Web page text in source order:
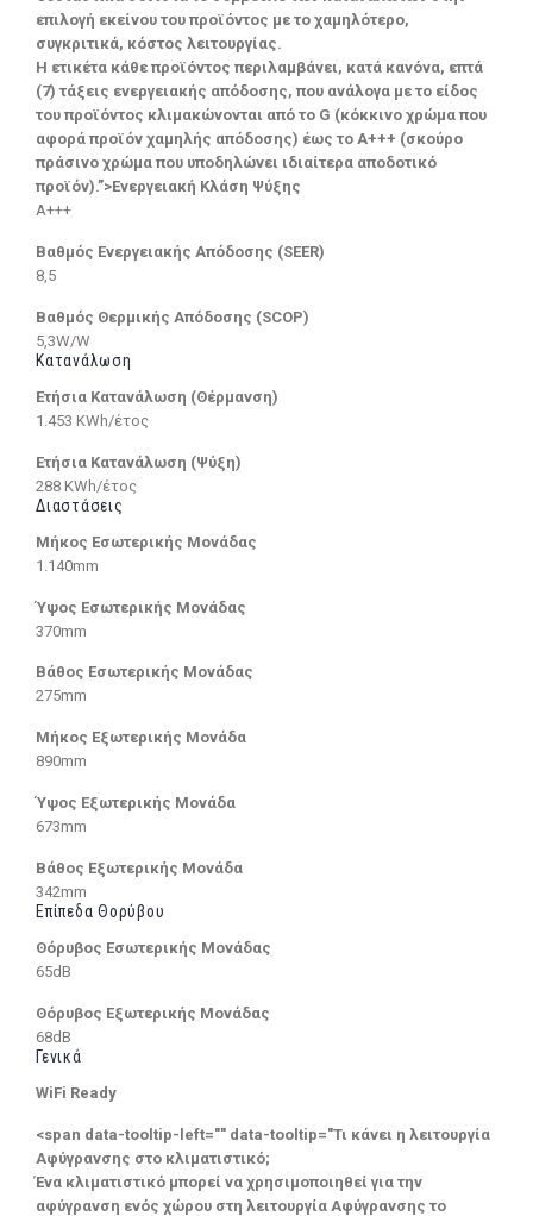
επιλογή εκείνου του προϊόντος με το χαμηλότερο,
συγκριτικά, κόστος λειτουργίας.
Η ετικέτα κάθε προϊόντος περιλαμβάνει, κατά κανόνα, επτά
(7) τάξεις ενεργειακής απόδοσης, που ανάλογα με το είδος
του προϊόντος κλιμακώνονται από το G (κόκκινο χρώμα που
αφορά προϊόν χαμηλής απόδοσης) έως το Α+++ (σκούρο
πράσινο χρώμα που υποδηλώνει ιδιαίτερα αποδοτικό
προϊόν).”>Ενεργειακή Κλάση Ψύξης
A+++
Βαθμός Ενεργειακής Απόδοσης (SEER)
8,5
Βαθμός Θερμικής Απόδοσης (SCOP)
5,3W/W
Κατανάλωση
Ετήσια Κατανάλωση (Θέρμανση)
1.453 KWh/έτος
Ετήσια Κατανάλωση (Ψύξη)
288 KWh/έτος
Διαστάσεις
Μήκος Εσωτερικής Μονάδας
1.140mm
Ύψος Εσωτερικής Μονάδας
370mm
Βάθος Εσωτερικής Μονάδας
275mm
Μήκος Εξωτερικής Μονάδα
890mm
Ύψος Εξωτερικής Μονάδα
673mm
Βάθος Εξωτερικής Μονάδα
342mm
Επίπεδα Θορύβου
Θόρυβος Εσωτερικής Μονάδας
65dB
Θόρυβος Εξωτερικής Μονάδας
68dB
Γενικά
WiFi Ready
<span data-tooltip-left="" data-tooltip="Τι κάνει η λειτουργία
Αφύγρανσης στο κλιματιστικό;
Ένα κλιματιστικό μπορεί να χρησιμοποιηθεί για την
αφύγρανση ενός χώρου στη λειτουργία Αφύγρανσης το